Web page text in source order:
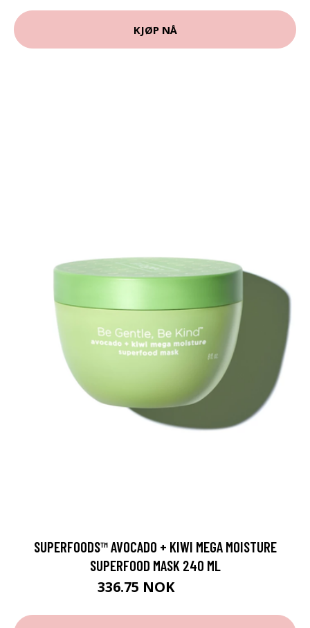
KJØP NÅ
SUPERFOODS™ AVOCADO + KIWI MEGA MOISTURE
SUPERFOOD MASK 240 ML
336.75 NOK